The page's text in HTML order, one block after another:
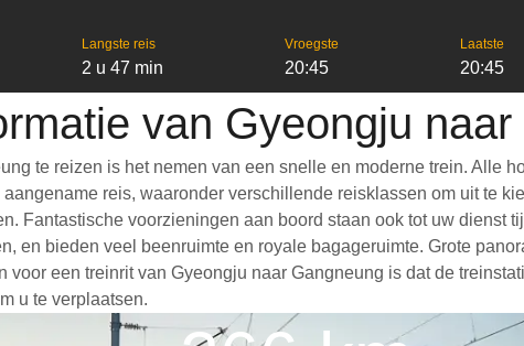
Langste reis
2 u 47 min
Vroegste
20:45
Laatste
20:45
van Gyeongju
te reizen is het nemen van een snelle en moderne trein. Alle
reis, waaronder verschillende reisklassen om uit te
Fantastische voorzieningen aan boord staan ook tot uw dienst
en bieden veel beenruimte en royale bagageruimte. Grote
een treinrit van Gyeongju naar Gangneung is dat de
u te verplaatsen.